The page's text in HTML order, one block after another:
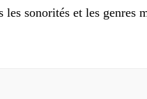
sonorités et les genres